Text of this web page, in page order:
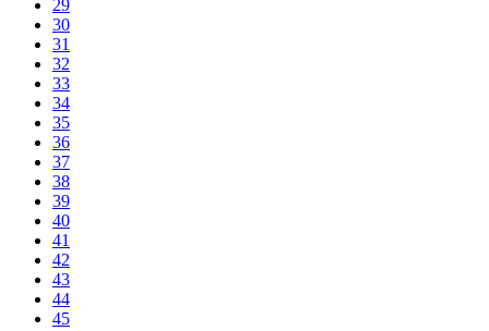
29
30
31
32
33
34
35
36
37
38
39
40
41
42
43
44
45